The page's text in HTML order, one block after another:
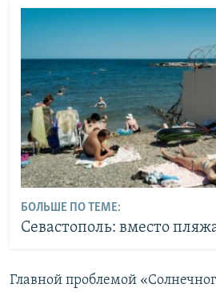
БОЛЬШЕ ПО ТЕМЕ:
Севастополь: вместо
Главной проблемой